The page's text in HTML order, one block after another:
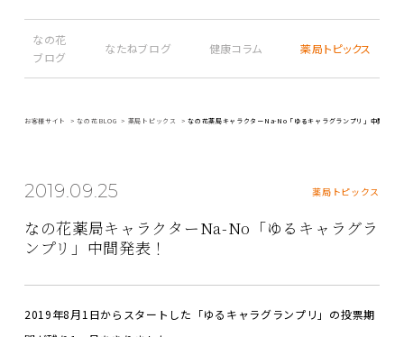
なの花
ブログ
なたねブログ 健康コラム 薬局トピックス
お客様サイト なの花BLOG 薬局トピックス なの花薬局キャラクターNa-No「ゆるキャラグランプリ」中間発表
2019.09.25 薬局トピックス
なの花薬局キャラクターNa-No「ゆるキャラグラ
ンプリ」中間発表！
2019年8月1 日からスタートした「ゆるキャラグランプリ」の投票期